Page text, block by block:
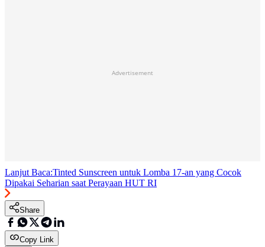
Advertisement
Lanjut Baca:Tinted Sunscreen untuk Lomba 17-an yang Cocok
Dipakai Seharian saat Perayaan HUT RI
Share
Copy Link